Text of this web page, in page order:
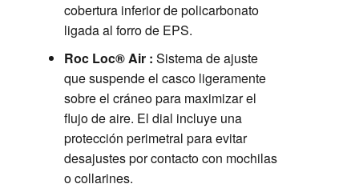
cobertura inferior de policarbonato
ligada al forro de EPS.
Roc Loc® Air : Sistema de ajuste
que suspende el casco ligeramente
sobre el cráneo para maximizar el
flujo de aire. El dial incluye una
protección perimetral para evitar
desajustes por contacto con mochilas
o collarines.